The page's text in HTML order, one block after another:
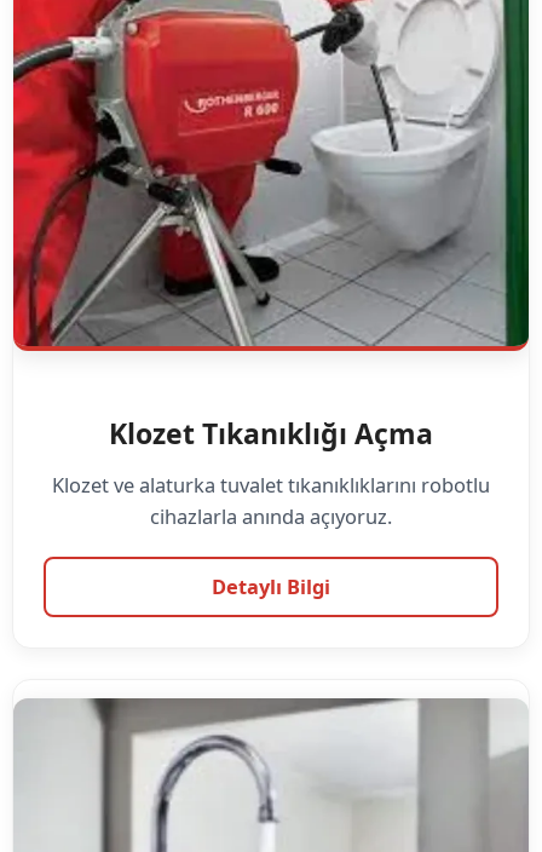
Klozet Tıkanıklığı Açma
Klozet ve alaturka tuvalet tıkanıklıklarını robotlu
cihazlarla anında açıyoruz.
Detaylı Bilgi